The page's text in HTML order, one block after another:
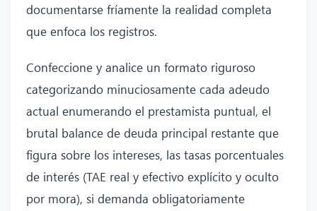
documentarse fríamente la realidad completa
que enfoca los registros.
Confeccione y analice un formato riguroso
categorizando minuciosamente cada adeudo
actual enumerando el prestamista puntual, el
brutal balance de deuda principal restante que
figura sobre los intereses, las tasas porcentuales
de interés (TAE real y efectivo explícito y oculto
por mora), si demanda obligatoriamente